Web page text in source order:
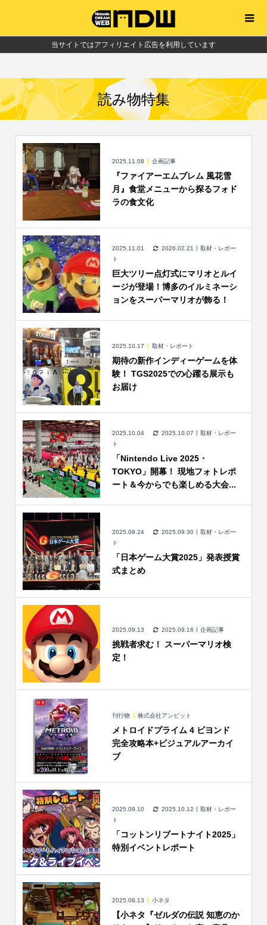
当サイトではアフィリエイト広告を利用しています
読み物特集
2025.11.08 企画記事
『ファイアーエムブレム 風花雪
月』食堂メニューから探るフォド
ラの食文化
2025.11.01 2026.02.21
取材・レポー
ト
巨大ツリー点灯式にマリオとルイ
ージが登場！博多のイルミネーシ
ョンをスーパーマリオが飾る！
2025.10.17 取材・レポート
期待の新作インディーゲームを体
験！ TGS2025での心躍る展示も
お届け
2025.10.04 2025.10.07
取材・レポー
ト
「Nintendo Live 2025・
TOKYO」開幕！ 現地フォトレポ
ート＆今からでも楽しめる大会...
2025.09.24 2025.09.30
取材・レポー
ト
「日本ゲーム大賞2025」発表授賞
式まとめ
2025.09.13 2025.09.16 企画記事
挑戦者求む！ スーパーマリオ検
定！
刊行物 株式会社アンビット
メトロイドプライム 4 ビヨンド
完全攻略本+ビジュアルアーカイ
ブ
2025.09.10 2025.10.12
取材・レポー
ト
「コットンリブートナイト2025」
特別イベントレポート
2025.08.13 小ネタ
【小ネタ『ゼルダの伝説 知恵のか